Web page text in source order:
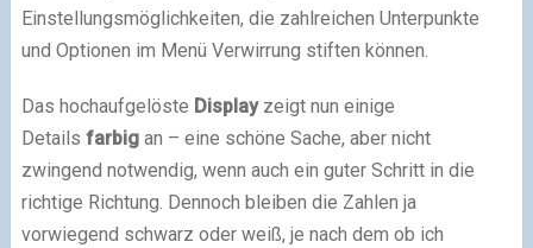
Einstellungsmöglichkeiten, die zahlreichen Unterpunkte
und Optionen im Menü Verwirrung stiften können.
Das hochaufgelöste Displayzeigt nun einige
Details farbigan – eine schöne Sache, aber nicht
zwingend notwendig, wenn auch ein guter Schritt in die
richtige Richtung. Dennoch bleiben die Zahlen ja
vorwiegend schwarz oder weiß, je nach dem ob ich